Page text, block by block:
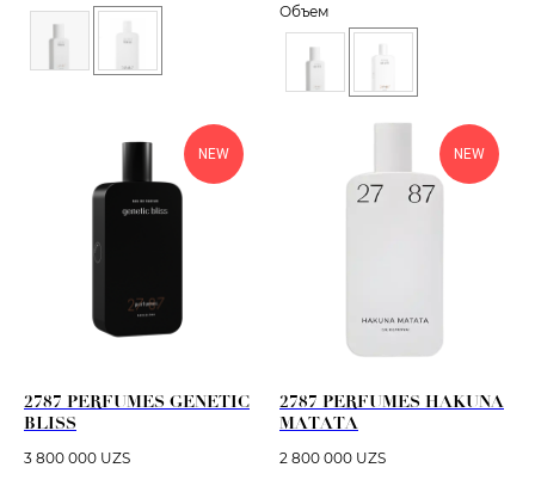
Объем
NEW
2787 PERFUMES GENETIC
BLISS
3 800 000 UZS
NEW
2787 PERFUMES HAKUNA
MATATA
2 800 000 UZS